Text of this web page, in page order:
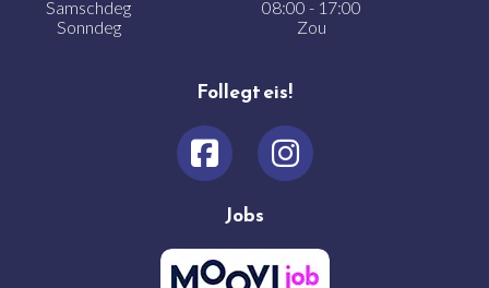
Samschdeg
08:00 - 17:00
Sonndeg
Zou
Follegt eis!
Jobs